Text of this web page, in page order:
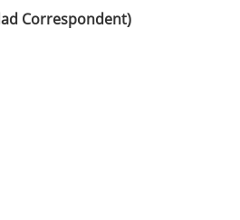
Correspondent)